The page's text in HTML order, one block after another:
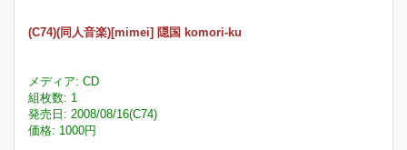
(C74)(同人音楽)[mimei] 隠国 komori-ku
メディア: CD
組枚数: 1
発売日: 2008/08/16(C74)
価格: 1000円